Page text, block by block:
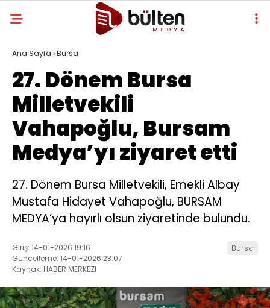
Ana Sayfa ›Bursa
27. Dönem Bursa
Milletvekili
Vahapoğlu, Bursam
Medya’yı ziyaret etti
27. Dönem Bursa Milletvekili, Emekli Albay
Mustafa Hidayet Vahapoğlu, BURSAM
MEDYA’ya hayırlı olsun ziyaretinde bulundu.
Giriş: 14-01-2026 19:16
Güncelleme: 14-01-2026 23:07
Kaynak: HABER MERKEZI
Bursa